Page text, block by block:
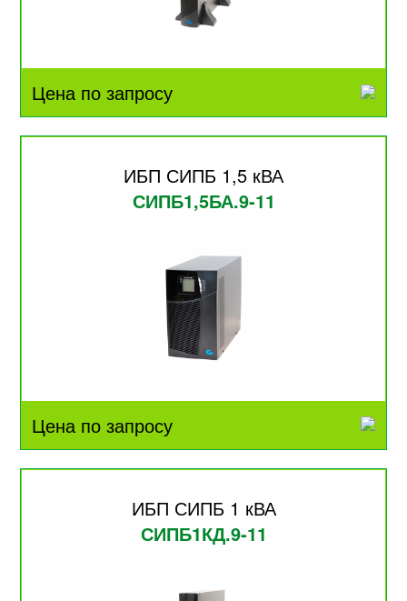
Цена по запросу
ИБП СИПБ 1,5 кВА
СИПБ1,5БА.9-11
Цена по запросу
ИБП СИПБ 1 кВА
СИПБ1КД.9-11